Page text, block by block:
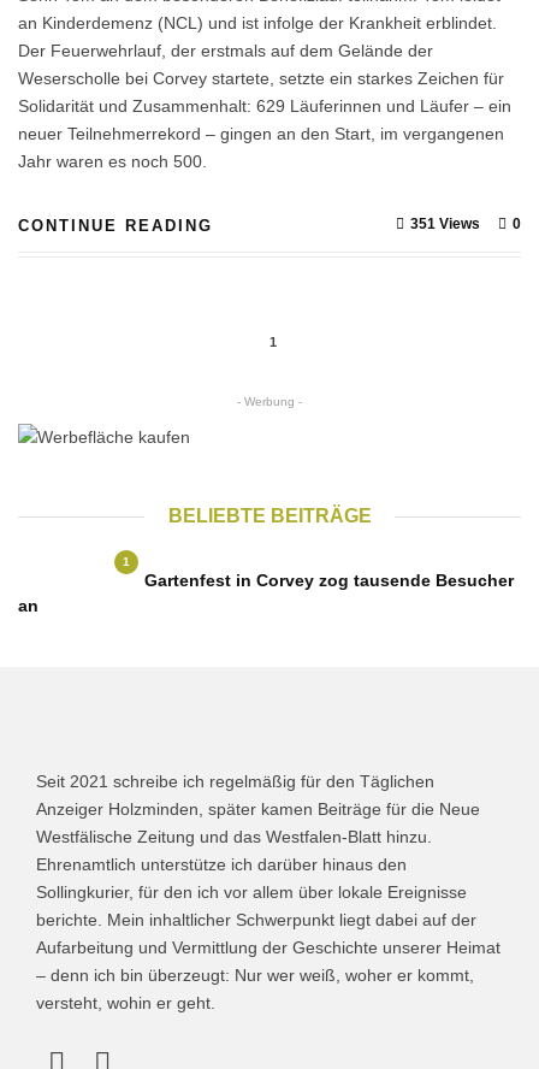
an Kinderdemenz (NCL) und ist infolge der Krankheit erblindet.
Der Feuerwehrlauf, der erstmals auf dem Gelände der
Weserscholle bei Corvey startete, setzte ein starkes Zeichen für
Solidarität und Zusammenhalt: 629 Läuferinnen und Läufer – ein
neuer Teilnehmerrekord – gingen an den Start, im vergangenen
Jahr waren es noch 500.
CONTINUE READING 0
351 Views
1
- Werbung -
BELIEBTE BEITRÄGE
1
Gartenfest in Corvey zog tausende Besucher
an
Seit 2021 schreibe ich regelmäßig für den Täglichen
Anzeiger Holzminden, später kamen Beiträge für die Neue
Westfälische Zeitung und das Westfalen-Blatt hinzu.
Ehrenamtlich unterstütze ich darüber hinaus den
Sollingkurier, für den ich vor allem über lokale Ereignisse
berichte. Mein inhaltlicher Schwerpunkt liegt dabei auf der
Aufarbeitung und Vermittlung der Geschichte unserer Heimat
– denn ich bin überzeugt: Nur wer weiß, woher er kommt,
versteht, wohin er geht.